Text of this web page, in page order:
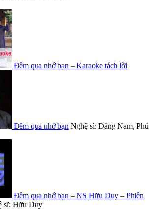
Đêm qua nhớ bạn – Karaoke tách lời
Đêm qua nhớ bạn Nghệ sĩ: Đăng Nam, Phú
Đêm qua nhớ bạn – NS Hữu Duy – Phiên
sĩ: Hữu Duy